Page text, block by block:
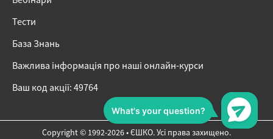
Тести
База Знань
Важлива інформація про наші онлайн-курси
Ваш код акції: 49764
Copyright © 1992-2026 • ЄШКО. Усі права захищено.